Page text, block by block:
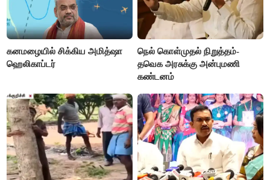
கனமழையில் சிக்கிய அமித்ஷா
ஹெலிகாப்டர்
நெல் கொள்முதல் நிறுத்தம்-
தவெக அரசுக்கு அன்புமணி
கண்டனம்